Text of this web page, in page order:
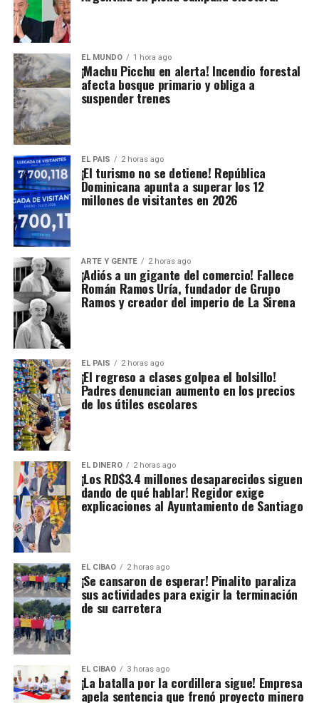
EL MUNDO 1 hora ago
¡Machu Picchu en alerta! Incendio forestal
afecta bosque primario y obliga a
suspender trenes
EL PAIS 2 horas ago
¡El turismo no se detiene! República
Dominicana apunta a superar los 12
millones de visitantes en 2026
ARTE Y GENTE 2 horas ago
¡Adiós a un gigante del comercio! Fallece
Román Ramos Uría, fundador de Grupo
Ramos y creador del imperio de La Sirena
EL PAIS 2 horas ago
¡El regreso a clases golpea el bolsillo!
Padres denuncian aumento en los precios
de los útiles escolares
EL DINERO 2 horas ago
¡Los RD$3.4 millones desaparecidos siguen
dando de qué hablar! Regidor exige
explicaciones al Ayuntamiento de Santiago
EL CIBAO 2 horas ago
¡Se cansaron de esperar! Pinalito paraliza
sus actividades para exigir la terminación
de su carretera
EL CIBAO 3 horas ago
¡La batalla por la cordillera sigue! Empresa
apela sentencia que frenó proyecto minero